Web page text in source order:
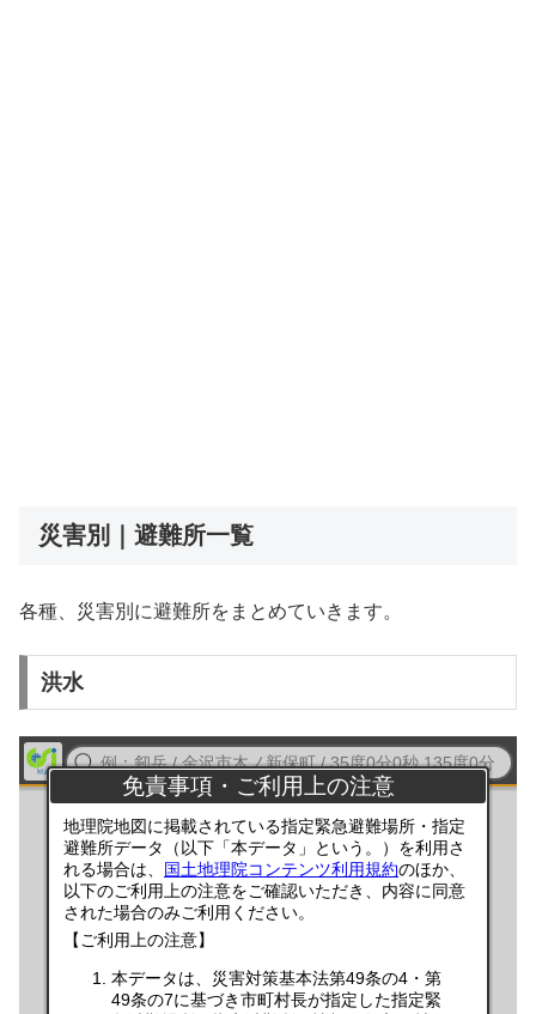
災害別｜避難所一覧
各種、災害別に避難所をまとめていきます。
洪水